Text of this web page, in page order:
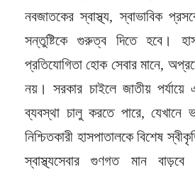
নবজাতকের স্বাস্থ্য, স্বাভাবিক
সন্তুষ্টিকে গুরুত্ব দিতে হবে।
প্রতিযোগিতা হোক সেবার মানে,
নয়। সরকার চাইলে জাতীয়
ব্যবস্থা চালু করতে পারে, যেখানে
নিশ্চিতকারী হাসপাতালকে বিশেষ
স্বাস্থ্যসেবার গুণগত মান